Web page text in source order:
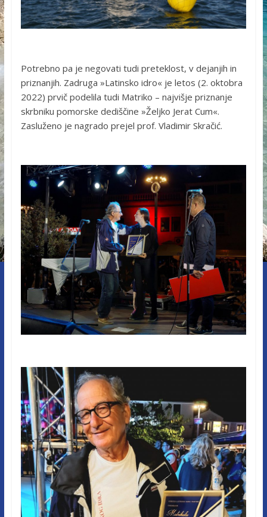
Potrebno pa je negovati tudi preteklost, v dejanjih in
priznanjih. Zadruga »Latinsko idro« je letos (2. oktobra
2022) prvič podelila tudi Matriko – najvišje priznanje
skrbniku pomorske dediščine »Željko Jerat Cum«.
Zasluženo je nagrado prejel prof. Vladimir Skračić.